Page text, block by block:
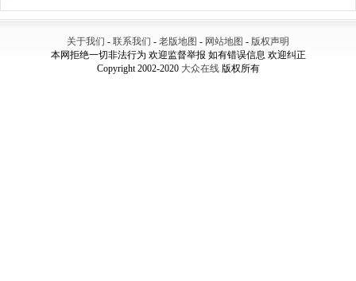
关于我们 - 联系我们 - 老版地图 - 网站地图 - 版权声明
本网拒绝一切非法行为 欢迎监督举报 如有错误信息 欢迎纠正
Copyright 2002-2020 大众在线版权所有